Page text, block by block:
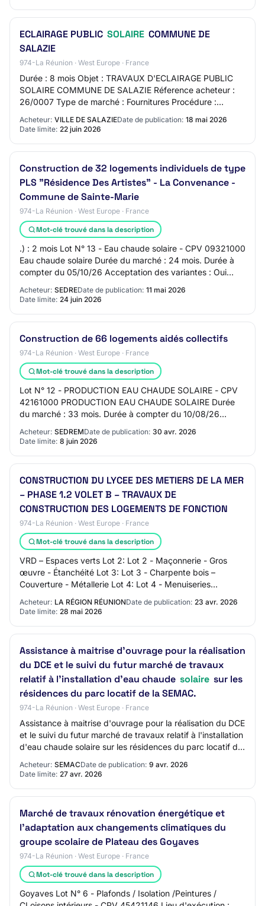
ECLAIRAGE PUBLIC SOLAIRE COMMUNE DE
SALAZIE
974-La Réunion · West Europe · France
Durée : 8 mois Objet : TRAVAUX D'ECLAIRAGE PUBLIC
SOLAIRE COMMUNE DE SALAZIE Réference acheteur :
26/0007 Type de marché : Fournitures Procédure :
Acheteur: VILLE DE SALAZIEDate de publication: 18 mai 2026
Date limite: 22 juin 2026
Construction de 32 logements individuels de type
PLS "Résidence Des Artistes" - La Convenance -
Commune de Sainte-Marie
974-La Réunion · West Europe · France
Mot-clé trouvé dans la description
.) : 2 mois Lot N° 13 - Eau chaude solaire - CPV 09321000
Eau chaude solaire Durée du marché : 24 mois. Durée à
compter du 05/10/26 Acceptation des variantes : Oui
Acheteur: SEDREDate de publication: 11 mai 2026
Date limite: 24 juin 2026
Construction de 66 logements aidés collectifs
974-La Réunion · West Europe · France
Mot-clé trouvé dans la description
Lot N° 12 - PRODUCTION EAU CHAUDE SOLAIRE - CPV
42161000 PRODUCTION EAU CHAUDE SOLAIRE Durée
du marché : 33 mois. Durée à compter du 10/08/26
Acheteur: SEDREMDate de publication: 30 avr. 2026
Date limite: 8 juin 2026
CONSTRUCTION DU LYCEE DES METIERS DE LA MER
– PHASE 1.2 VOLET B – TRAVAUX DE
CONSTRUCTION DES LOGEMENTS DE FONCTION
974-La Réunion · West Europe · France
Mot-clé trouvé dans la description
VRD – Espaces verts Lot 2: Lot 2 - Maçonnerie - Gros
œuvre - Étanchéité Lot 3: Lot 3 - Charpente bois –
Couverture - Métallerie Lot 4: Lot 4 - Menuiseries
extérieures Lot 5: Lot 5 - Menuiseries intér…
Acheteur: LA RÉGION RÉUNIONDate de publication: 23 avr. 2026
Date limite: 28 mai 2026
Assistance à maitrise d'ouvrage pour la réalisation
du DCE et le suivi du futur marché de travaux
relatif à l'installation d'eau chaude solaire sur les
résidences du parc locatif de la SEMAC.
974-La Réunion · West Europe · France
Assistance à maitrise d'ouvrage pour la réalisation du DCE
et le suivi du futur marché de travaux relatif à l'installation
d'eau chaude solaire sur les résidences du parc locatif de
Acheteur: SEMACDate de publication: 9 avr. 2026
Date limite: 27 avr. 2026
Marché de travaux rénovation énergétique et
l'adaptation aux changements climatiques du
groupe scolaire de Plateau des Goyaves
974-La Réunion · West Europe · France
Mot-clé trouvé dans la description
Goyaves Lot N° 6 - Plafonds / Isolation /Peintures /